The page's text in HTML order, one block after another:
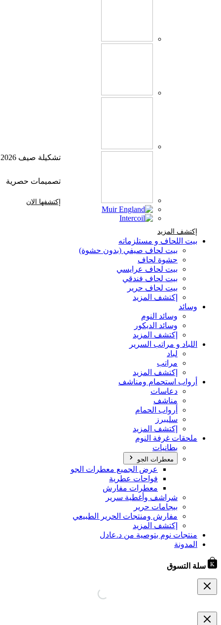
إكتشف المزيد
تشكيلة صيف 2026
تصميمات حصرية
إكتشفها الان
بيت اللحاف و مستلزماته
بيت لحاف صيفي (بدون حشوة)
حشوة لحاف
بيت لحاف عرايسي
بيت لحاف فندقي
بيت لحاف حرير
إكتشف المزيد
وسائد
وسائد النوم
وسائد الديكور
إكتشف المزيد
اللباد و مراتب السرير
لباد
مراتب
إكتشف المزيد
أرواب استحمام ومناشف
دعاسات
مناشف
أرواب الحمام
سليبرز
إكتشف المزيد
ملحقات غرفة النوم
بطانيات
معطرات الجو
عرض الجميع معطرات الجو
فواحات عطرية
معطرات مفارش
شراشف وأغطية سرير
بيجامات حرير
مفارش ومنتجات الحرير الطبيعي
إكتشف المزيد
منتجات نوم بتوصية من د.عادل
المدونة
سلة التسوق